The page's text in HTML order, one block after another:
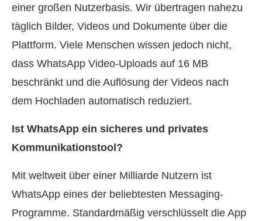
einer großen Nutzerbasis. Wir übertragen nahezu
täglich Bilder, Videos und Dokumente über die
Plattform. Viele Menschen wissen jedoch nicht,
dass WhatsApp Video-Uploads auf 16 MB
beschränkt und die Auflösung der Videos nach
dem Hochladen automatisch reduziert.
Ist WhatsApp ein sicheres und privates
Kommunikationstool?
Mit weltweit über einer Milliarde Nutzern ist
WhatsApp eines der beliebtesten Messaging-
Programme. Standardmäßig verschlüsselt die App